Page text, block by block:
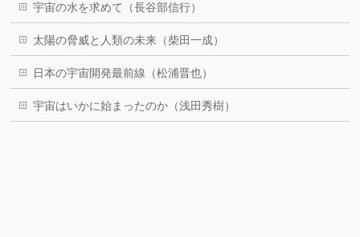
宇宙の水を求めて（長谷部信行）
太陽の脅威と人類の未来（柴田一成）
日本の宇宙開発最前線（松浦晋也）
宇宙はいかに始まったのか（浅田秀樹）